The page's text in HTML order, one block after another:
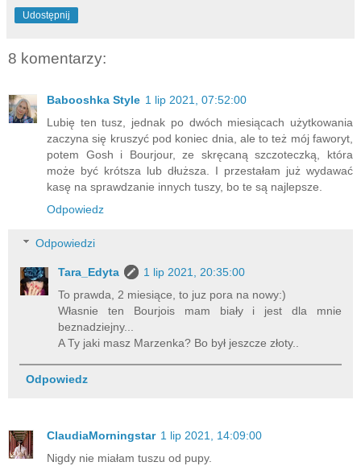
Udostępnij
8 komentarzy:
Babooshka Style 1 lip 2021, 07:52:00
Lubię ten tusz, jednak po dwóch miesiącach użytkowania
zaczyna się kruszyć pod koniec dnia, ale to też mój faworyt,
potem Gosh i Bourjour, ze skręcaną szczoteczką, która
może być krótsza lub dłuższa. I przestałam już wydawać
kasę na sprawdzanie innych tuszy, bo te są najlepsze.
Odpowiedz
Odpowiedzi
Tara_Edyta
1 lip 2021, 20:35:00
To prawda, 2 miesiące, to juz pora na nowy:)
Własnie ten Bourjois mam biały i jest dla mnie
beznadziejny...
A Ty jaki masz Marzenka? Bo był jeszcze złoty..
Odpowiedz
ClaudiaMorningstar 1 lip 2021, 14:09:00
Nigdy nie miałam tuszu od pupy.